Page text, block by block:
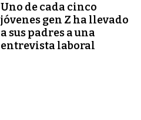
Uno de cada cinco
jóvenes gen Z ha llevado
a sus padres a una
entrevista laboral